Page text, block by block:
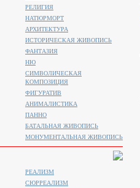
РЕЛИГИЯ
НАТЮРМОРТ
АРХИТЕКТУРА
ИСТОРИЧЕСКАЯ ЖИВОПИСЬ
ФАНТАЗИЯ
НЮ
СИМВОЛИЧЕСКАЯ
КОМПОЗИЦИЯ
ФИГУРАТИВ
АНИМАЛИСТИКA
ПАННО
БАТАЛЬНАЯ ЖИВОПИСЬ
МОНУМЕНТАЛЬНАЯ ЖИВОПИСЬ
РЕАЛИЗМ
СЮРРЕАЛИЗМ